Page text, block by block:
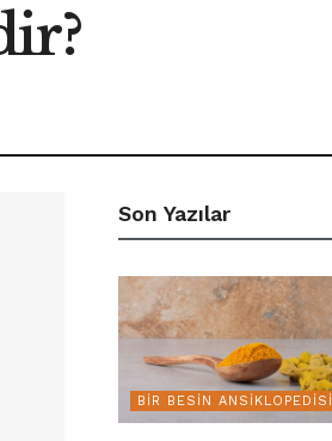
Son Yazılar
BIR BESIN ANSIKLOPEDISI